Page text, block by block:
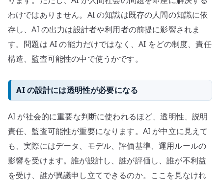
わけではありません。AI の知識は既存の人間の知識に依
存し、AI の出力は設計者や利用者の前提に影響されま
す。問題は AI の能力だけではなく、AI をどの制度、責任
構造、監査可能性の中で使うかです。
AI の設計には透明性が必要になる
AI が社会的に重要な判断に使われるほど、透明性、説明
責任、監査可能性が重要になります。AI が中立に見えて
も、実際にはデータ、モデル、評価基準、運用ルールの
影響を受けます。誰が設計し、誰が評価し、誰が不利益
を受け、誰が異議申し立てできるのか。ここを見なけれ